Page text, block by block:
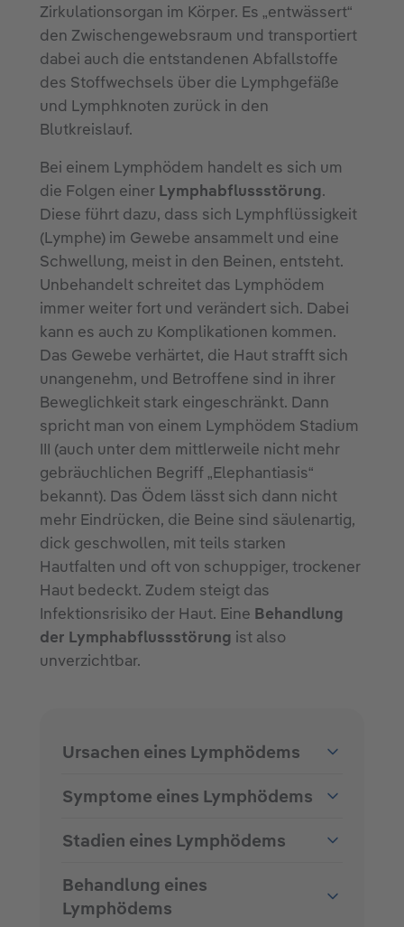
Zirkulationsorgan im Körper. Es „entwässert“
den Zwischengewebsraum und transportiert
dabei auch die entstandenen Abfallstoffe
des Stoffwechsels über die Lymphgefäße
und Lymphknoten zurück in den
Blutkreislauf.
Bei einem Lymphödem handelt es sich um
die Folgen einer Lymphabflussstörung.
Diese führt dazu, dass sich Lymphflüssigkeit
(Lymphe) im Gewebe ansammelt und eine
Schwellung, meist in den Beinen, entsteht.
Unbehandelt schreitet das Lymphödem
immer weiter fort und verändert sich. Dabei
kann es auch zu Komplikationen kommen.
Das Gewebe verhärtet, die Haut strafft sich
unangenehm, und Betroffene sind in ihrer
Beweglichkeit stark eingeschränkt. Dann
spricht man von einem Lymphödem Stadium
III (auch unter dem mittlerweile nicht mehr
gebräuchlichen Begriff „Elephantiasis“
bekannt). Das Ödem lässt sich dann nicht
mehr Eindrücken, die Beine sind säulenartig,
dick geschwollen, mit teils starken
Hautfalten und oft von schuppiger, trockener
Haut bedeckt. Zudem steigt das
Infektionsrisiko der Haut. Eine Behandlung
der Lymphabflussstörung ist also
unverzichtbar.
Ursachen eines Lymphödems
Symptome eines Lymphödems
Stadien eines Lymphödems
Behandlung eines
Lymphödems